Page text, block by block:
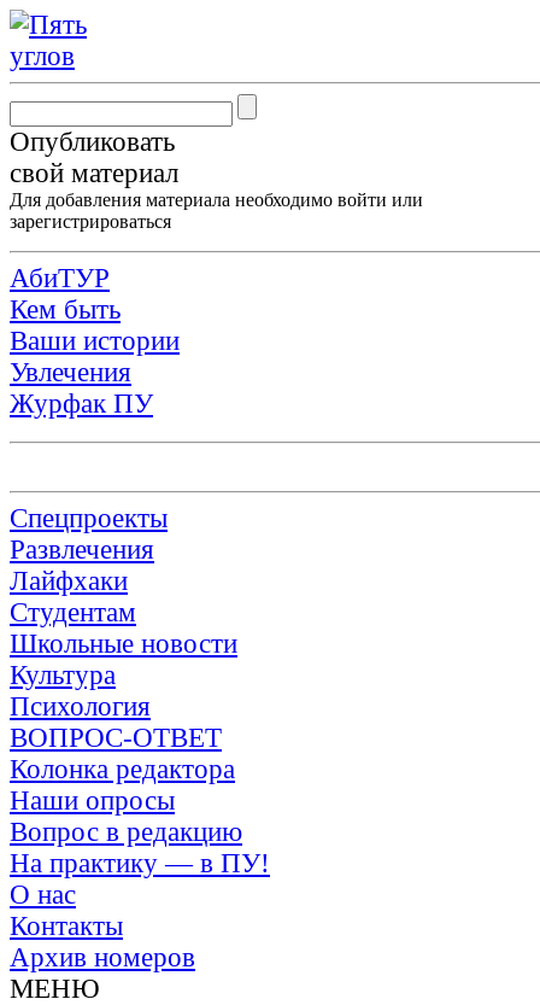
Опубликовать
свой материал
Для добавления материала необходимо войти или
зарегистрироваться
АбиТУР
Кем быть
Ваши истории
Увлечения
Журфак ПУ
Спецпроекты
Развлечения
Лайфхаки
Студентам
Школьные новости
Культура
Психология
ВОПРОС-ОТВЕТ
Колонка редактора
Наши опросы
Вопрос в редакцию
На практику — в ПУ!
О нас
Контакты
Архив номеров
МЕНЮ